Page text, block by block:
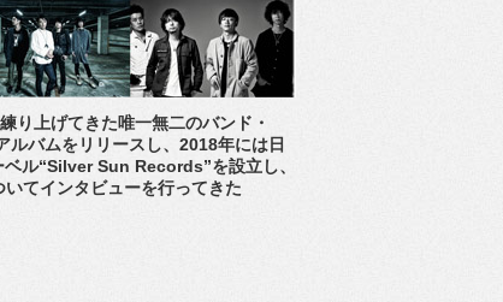
り上げてきた唯一無二のバンド・
バムをリリースし、2018年には日
ル“Silver Sun Records”を設立し、
てインタビューを行ってきた